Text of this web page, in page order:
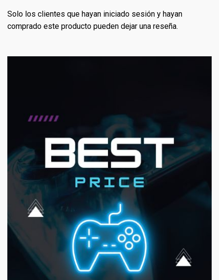
Solo los clientes que hayan iniciado sesión y hayan
comprado este producto pueden dejar una reseña.